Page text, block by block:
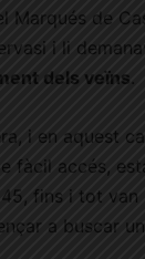
Marqués de
i li
dels veïns.
i en aquest
fàcil accés,
fins i tot van
a buscar